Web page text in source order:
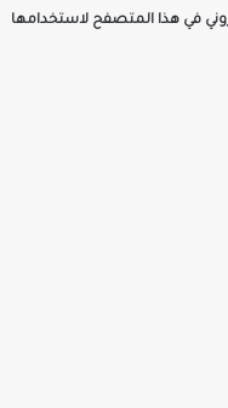
في هذا المتصفح لاستخدامها